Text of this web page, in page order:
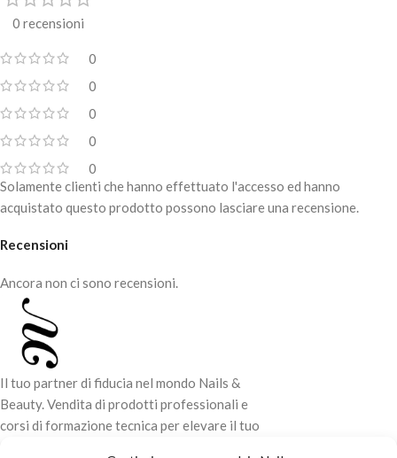
0 recensioni
0
0
0
0
0
Recensioni
Ancora non ci sono recensioni.
Solamente clienti che hanno effettuato l'accesso ed hanno
acquistato questo prodotto possono lasciare una recensione.
Il tuo partner di fiducia nel mondo Nails &
Beauty. Vendita di prodotti professionali e
corsi di formazione tecnica per elevare il tuo